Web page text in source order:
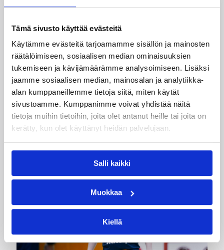
Tämä sivusto käyttää evästeitä
Käytämme evästeitä tarjoamamme sisällön ja mainosten
räätälöimiseen, sosiaalisen median ominaisuuksien
tukemiseen ja kävijämäärämme analysoimiseen. Lisäksi
jaamme sosiaalisen median, mainosalan ja analytiikka-
alan kumppaneillemme tietoja siitä, miten käytät
sivustoamme. Kumppanimme voivat yhdistää näitä
tietoja muihin tietoihin, joita olet antanut heille tai joita on
kerätty, kun olet käyttänyt heidän palvelujaan.
Salli kaikki
Muokkaa
Kiellä
Kategoriat
Miesten I divisioona A
Miesten I divisioona B
Sarjat
Katso myös